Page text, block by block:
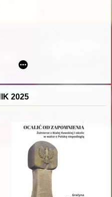
(1911-2002) i jej animatorka
2025